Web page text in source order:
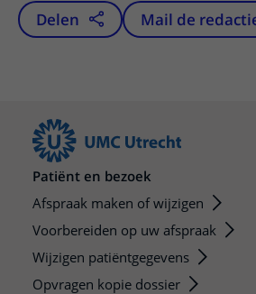
Delen Mail de
Patiënt en bezoek
Afspraak maken of wijzigen
Voorbereiden op uw afspraak
Wijzigen patiëntgegevens
Opvragen kopie dossier